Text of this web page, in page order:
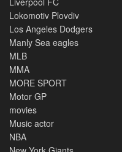
Lokomotiv Plovdiv
Los Angeles Dodgers
Manly Sea eagles
MLB
MMA
MORE SPORT
Motor GP
movies
Music actor
NBA